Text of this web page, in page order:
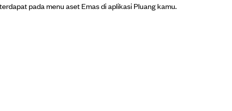
terdapat pada menu aset Emas di aplikasi Pluang kamu.